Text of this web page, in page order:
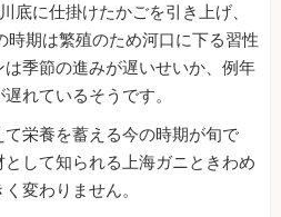
底に仕掛けたかごを引き上げ、
時期は繁殖のため河口に下る習性
季節の進みが遅いせいか、例年
れているそうです。
栄養を蓄える今の時期が旬で
して知られる上海ガニときわめ
変わりません。